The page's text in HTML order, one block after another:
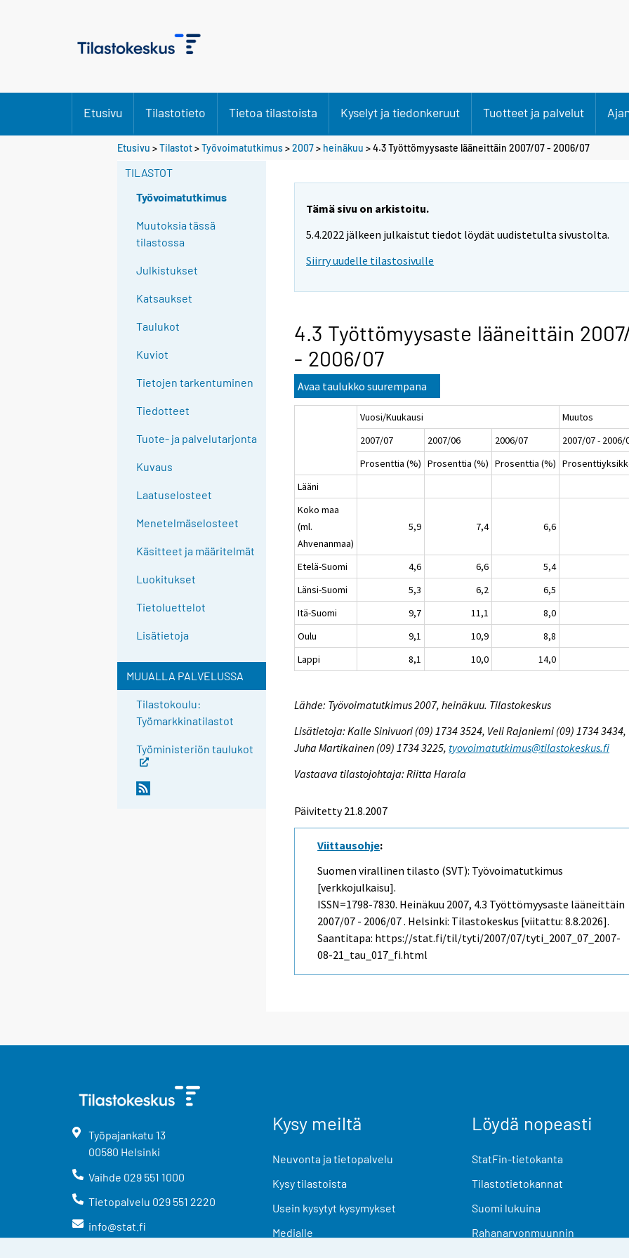
Etusivu Tilastotieto Tietoa tilastoista Kyselyt ja tiedonkeruut Tuotteet ja palvelut
Etusivu >Tilastot>Työvoimatutkimus>2007> heinäkuu > 4.3 Työttömyysaste lääneittäin 2007/07 - 2006/07
TILASTOT
Työvoimatutkimus
Muutoksia tässä
tilastossa
Julkistukset
Katsaukset
Taulukot
Kuviot
Tietojen tarkentuminen
Tiedotteet
Tuote- ja palvelutarjonta
Kuvaus
Laatuselosteet
Menetelmäselosteet
Käsitteet ja määritelmät
Luokitukset
Tietoluettelot
Lisätietoja
MUUALLA PALVELUSSA
Tilastokoulu:
Työmarkkinatilastot
Työministeriön taulukot
Tämä sivu on arkistoitu.
5.4.2022 jälkeen julkaistut tiedot löydät uudistetulta sivustolta.
Siirry uudelle tilastosivulle
4.3 Työttömyysaste lääneittäin
- 2006/07
Avaa taulukko suurempana
Vuosi/Kuukausi
Muutos
2007/07
2007/06 2006/07
2007/07 - 2006/
Prosenttia (%) Prosenttia (%) Prosenttia (%)
Lääni
Koko maa
(ml.
Ahvenanmaa)
5,9 7,4 6,6
Etelä-Suomi 4,6 6,6 5,4
Länsi-Suomi
5,3 6,2 6,5
Itä-Suomi
9,7 11,1 8,0
Oulu
9,1 10,9 8,8
Lappi
8,1 10,0 14,0
Lähde: Työvoimatutkimus 2007, heinäkuu. Tilastokeskus
Lisätietoja: Kalle Sinivuori (09) 1734 3524, Veli Rajaniemi (09) 1734 3434,
Juha Martikainen (09) 1734 3225, tyovoimatutkimus@tilastokeskus.fi
Vastaava tilastojohtaja: Riitta Harala
Päivitetty 21.8.2007
Viittausohje:
Suomen virallinen tilasto (SVT): Työvoimatutkimus
[verkkojulkaisu].
ISSN=1798-7830. Heinäkuu 2007, 4.3 Työttömyysaste lääneittäin
2007/07 - 2006/07 . Helsinki: Tilastokeskus [viitattu: 8.8.2026].
Saantitapa: https://stat.fi/til/tyti/2007/07/tyti_2007_07_2007-
08-21_tau_017_fi.html
Työpajankatu 13
00580 Helsinki
Vaihde 029 551 1000
Tietopalvelu 029 551 2220
info@stat.fi
Kysy meiltä
Neuvonta ja tietopalvelu
Kysy tilastoista
Usein kysytyt kysymykset
Medialle
Löydä nopeasti
StatFin-tietokanta
Tilastotietokannat
Suomi lukuina
Rahanarvonmuunnin